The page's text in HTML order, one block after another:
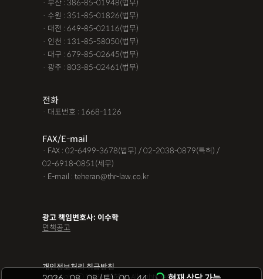
· 부산 : 386-85-01948(법무)
· 수원 : 351-85-01826(법무)
· 대전 : 649-85-02116(법무)
· 인천 : 131-85-58050(법무)
· 대구 : 679-85-02645(법무)
· 광주 : 803-85-02461(법무)
전화
· 대표번호 : 1668-1126
FAX/E-mail
· FAX : 02-6499-3678(법무) / 02-2038-0879(특허) /
02-6918-0851(세무)
· E-mail : teheran@thr-law.co.kr
광고 책임변호사: 이수학
면책공고
개인정보처리 취급방침
Copyright ⓒ 2022 테헤란. All rights reserved.